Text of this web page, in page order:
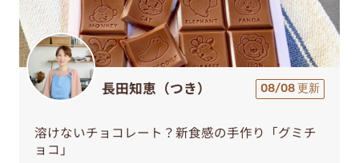
長田知恵（つき） 08/08 更新
溶けないチョコレート？新食感の手作り「グミチ
ョコ」